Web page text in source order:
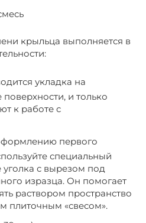
крыльца выполняется в
укладка на
и только
к работе с
первого
специальный
уголка с вырезом под
изразца. Он помогает
раствором пространство
плиточным «свесом».